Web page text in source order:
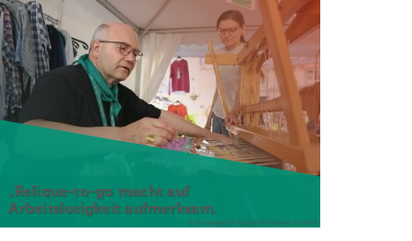
„Relique-to-go macht auf
Arbeitslosigkeit aufmerksam.
© Domkapitel Aachen/Andreas Steindl